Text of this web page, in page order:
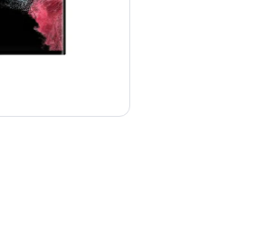
1.459,00 nieuw